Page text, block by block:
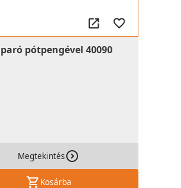
pótpengével 40090
Megtekintés
Kosárba